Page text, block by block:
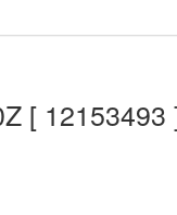
[ 12153493